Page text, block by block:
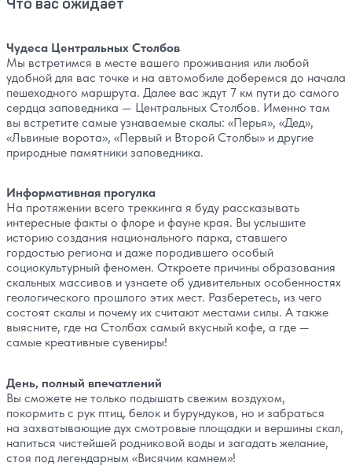
Что вас ожидает
Чудеса Центральных Столбов
Мы встретимся в месте вашего проживания или любой
удобной для вас точке и на автомобиле доберемся до начала
пешеходного маршрута. Далее вас ждут 7 км пути до самого
сердца заповедника — Центральных Столбов. Именно там
вы встретите самые узнаваемые скалы: «Перья», «Дед»,
«Львиные ворота», «Первый и Второй Столбы» и другие
природные памятники заповедника.
Информативная прогулка
На протяжении всего треккинга я буду рассказывать
интересные факты о флоре и фауне края. Вы услышите
историю создания национального парка, ставшего
гордостью региона и даже породившего особый
социокультурный феномен. Откроете причины образования
скальных массивов и узнаете об удивительных особенностях
геологического прошлого этих мест. Разберетесь, из чего
состоят скалы и почему их считают местами силы. А также
выясните, где на Столбах самый вкусный кофе, а где —
самые креативные сувениры!
День, полный впечатлений
Вы сможете не только подышать свежим воздухом,
покормить с рук птиц, белок и бурундуков, но и забраться
на захватывающие дух смотровые площадки и вершины скал,
напиться чистейшей родниковой воды и загадать желание,
стоя под легендарным «Висячим камнем»!